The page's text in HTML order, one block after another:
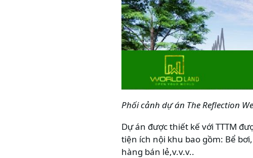
Phối cảnh dự án The Reflection
Dự án được thiết kế với TTTM
tiện ích nội khu bao gồm: Bể
hàng bán lẻ,v.v.v..